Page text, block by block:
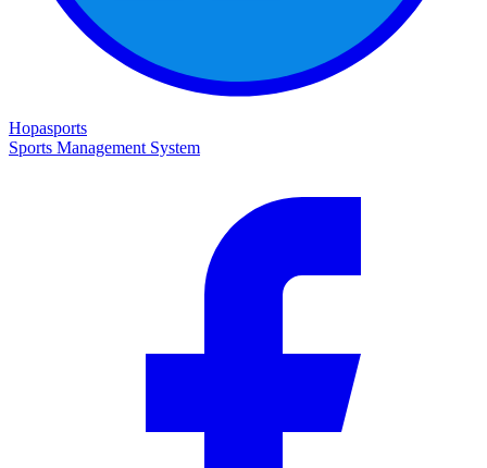
Hopasports
Sports Management System